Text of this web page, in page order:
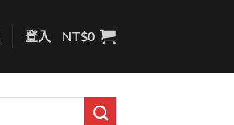
登入 NT$0